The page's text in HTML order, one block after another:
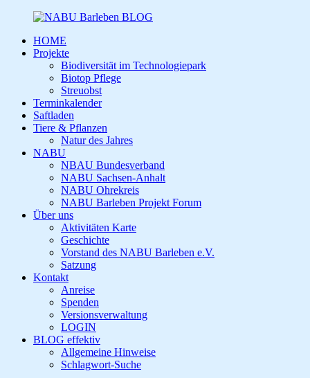
HOME
Projekte
Biodiversität im Technologiepark
Biotop Pflege
Streuobst
Terminkalender
Saftladen
Tiere & Pflanzen
Natur des Jahres
NABU
NBAU Bundesverband
NABU Sachsen-Anhalt
NABU Ohrekreis
NABU Barleben Projekt Forum
Über uns
Aktivitäten Karte
Geschichte
Vorstand des NABU Barleben e.V.
Satzung
Kontakt
Anreise
Spenden
Versionsverwaltung
LOGIN
BLOG effektiv
Allgemeine Hinweise
Schlagwort-Suche